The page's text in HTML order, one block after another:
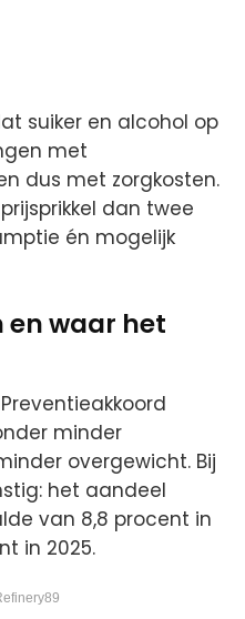
suiker en alcohol op
met
dus met zorgkosten.
dan twee
én mogelijk
en waar het
minder
overgewicht. Bij
het aandeel
van 8,8 procent in
in 2025.